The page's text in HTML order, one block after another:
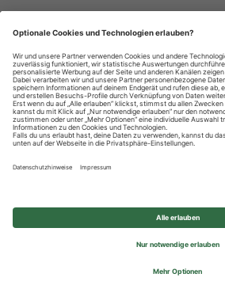
Impressum
Privatsphäre-
© 2026 REWE Group - All